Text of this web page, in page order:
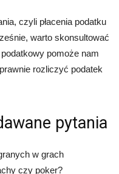
czyli płacenia podatku
warto skonsultować
pomoże nam
rozliczyć podatek
pytania
w grach
czy poker?